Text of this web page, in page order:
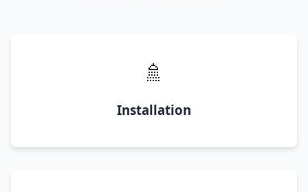
🚿
Installation